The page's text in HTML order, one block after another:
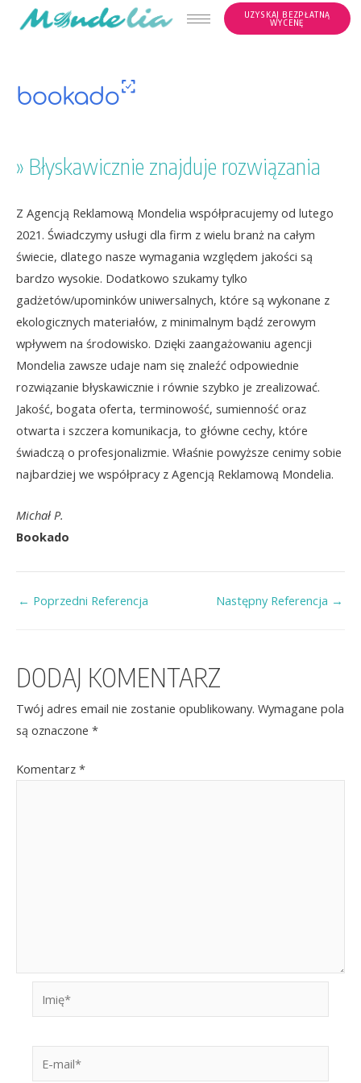
UZYSKAJ BEZPŁATNĄ
WYCENĘ
» Błyskawicznie znajduje rozwiązania
Z Agencją Reklamową Mondelia współpracujemy od lutego
2021. Świadczymy usługi dla firm z wielu branż na całym
świecie, dlatego nasze wymagania względem jakości są
bardzo wysokie. Dodatkowo szukamy tylko
gadżetów/upominków uniwersalnych, które są wykonane z
ekologicznych materiałów, z minimalnym bądź zerowym
wpływem na środowisko. Dzięki zaangażowaniu agencji
Mondelia zawsze udaje nam się znaleźć odpowiednie
rozwiązanie błyskawicznie i równie szybko je zrealizować.
Jakość, bogata oferta, terminowość, sumienność oraz
otwarta i szczera komunikacja, to główne cechy, które
świadczą o profesjonalizmie. Właśnie powyższe cenimy sobie
najbardziej we współpracy z Agencją Reklamową Mondelia.
Michał P.
Bookado
← Poprzedni Referencja Następny Referencja →
DODAJ KOMENTARZ
Twój adres email nie zostanie opublikowany. Wymagane pola
są oznaczone *
Komentarz *